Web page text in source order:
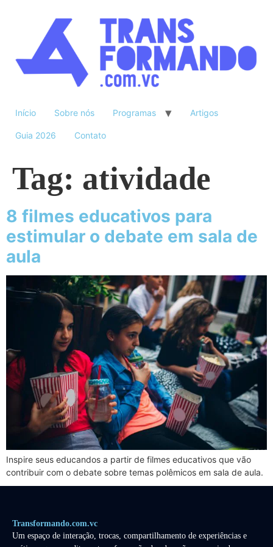
Início Sobre nós Programas Artigos
Guia 2026 Contato
Tag: atividade
8 filmes educativos para
estimular o debate em sala de
aula
Inspire seus educandos a partir de filmes educativos que vão
contribuir com o debate sobre temas polêmicos em sala de aula.
Transformando.com.vc
Um espaço de interação, trocas, compartilhamento de experiências e